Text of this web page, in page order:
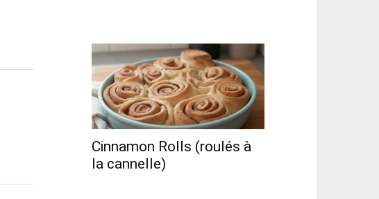
Cinnamon Rolls (roulés à
la cannelle)